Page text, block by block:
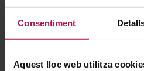
Consentiment
Aquest lloc web utilitza
Pack exclusivo que incluye
y dos copas de regalo en una